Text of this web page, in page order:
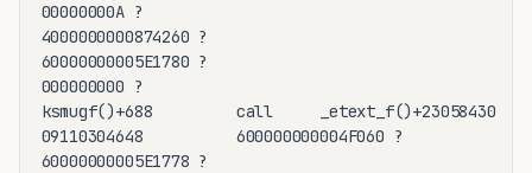
00000000A ?
4000000000874260 ?
60000000005E1780 ?
000000000 ?
ksmugf()+688         call     _etext_f()+23058430
09110304648          600000000004F060 ?
60000000005E1778 ?